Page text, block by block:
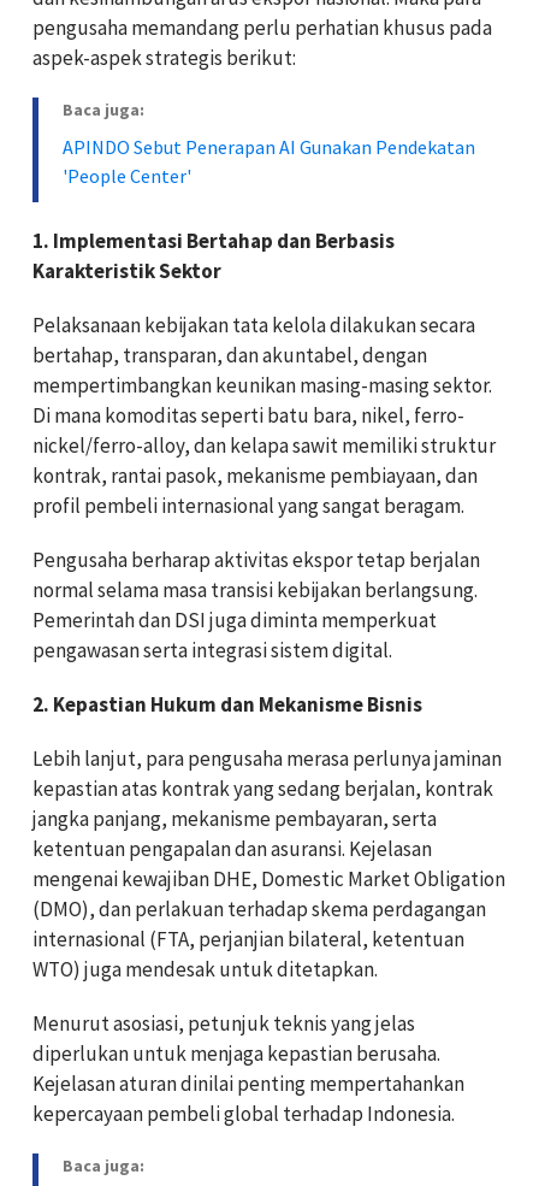
pengusaha memandang perlu perhatian khusus pada
aspek-aspek strategis berikut:
Baca juga:
APINDO Sebut Penerapan AI Gunakan Pendekatan
'People Center'
1. Implementasi Bertahap dan Berbasis
Karakteristik Sektor
Pelaksanaan kebijakan tata kelola dilakukan secara
bertahap, transparan, dan akuntabel, dengan
mempertimbangkan keunikan masing-masing sektor.
Di mana komoditas seperti batu bara, nikel, ferro-
nickel/ferro-alloy, dan kelapa sawit memiliki struktur
kontrak, rantai pasok, mekanisme pembiayaan, dan
profil pembeli internasional yang sangat beragam.
Pengusaha berharap aktivitas ekspor tetap berjalan
normal selama masa transisi kebijakan berlangsung.
Pemerintah dan DSI juga diminta memperkuat
pengawasan serta integrasi sistem digital.
2. Kepastian Hukum dan Mekanisme Bisnis
Lebih lanjut, para pengusaha merasa perlunya jaminan
kepastian atas kontrak yang sedang berjalan, kontrak
jangka panjang, mekanisme pembayaran, serta
ketentuan pengapalan dan asuransi. Kejelasan
mengenai kewajiban DHE, Domestic Market Obligation
(DMO), dan perlakuan terhadap skema perdagangan
internasional (FTA, perjanjian bilateral, ketentuan
WTO) juga mendesak untuk ditetapkan.
Menurut asosiasi, petunjuk teknis yang jelas
diperlukan untuk menjaga kepastian berusaha.
Kejelasan aturan dinilai penting mempertahankan
kepercayaan pembeli global terhadap Indonesia.
Baca juga: